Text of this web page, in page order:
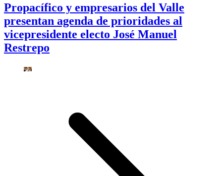
Propacífico y empresarios del Valle
presentan agenda de prioridades al
vicepresidente electo José Manuel
Restrepo